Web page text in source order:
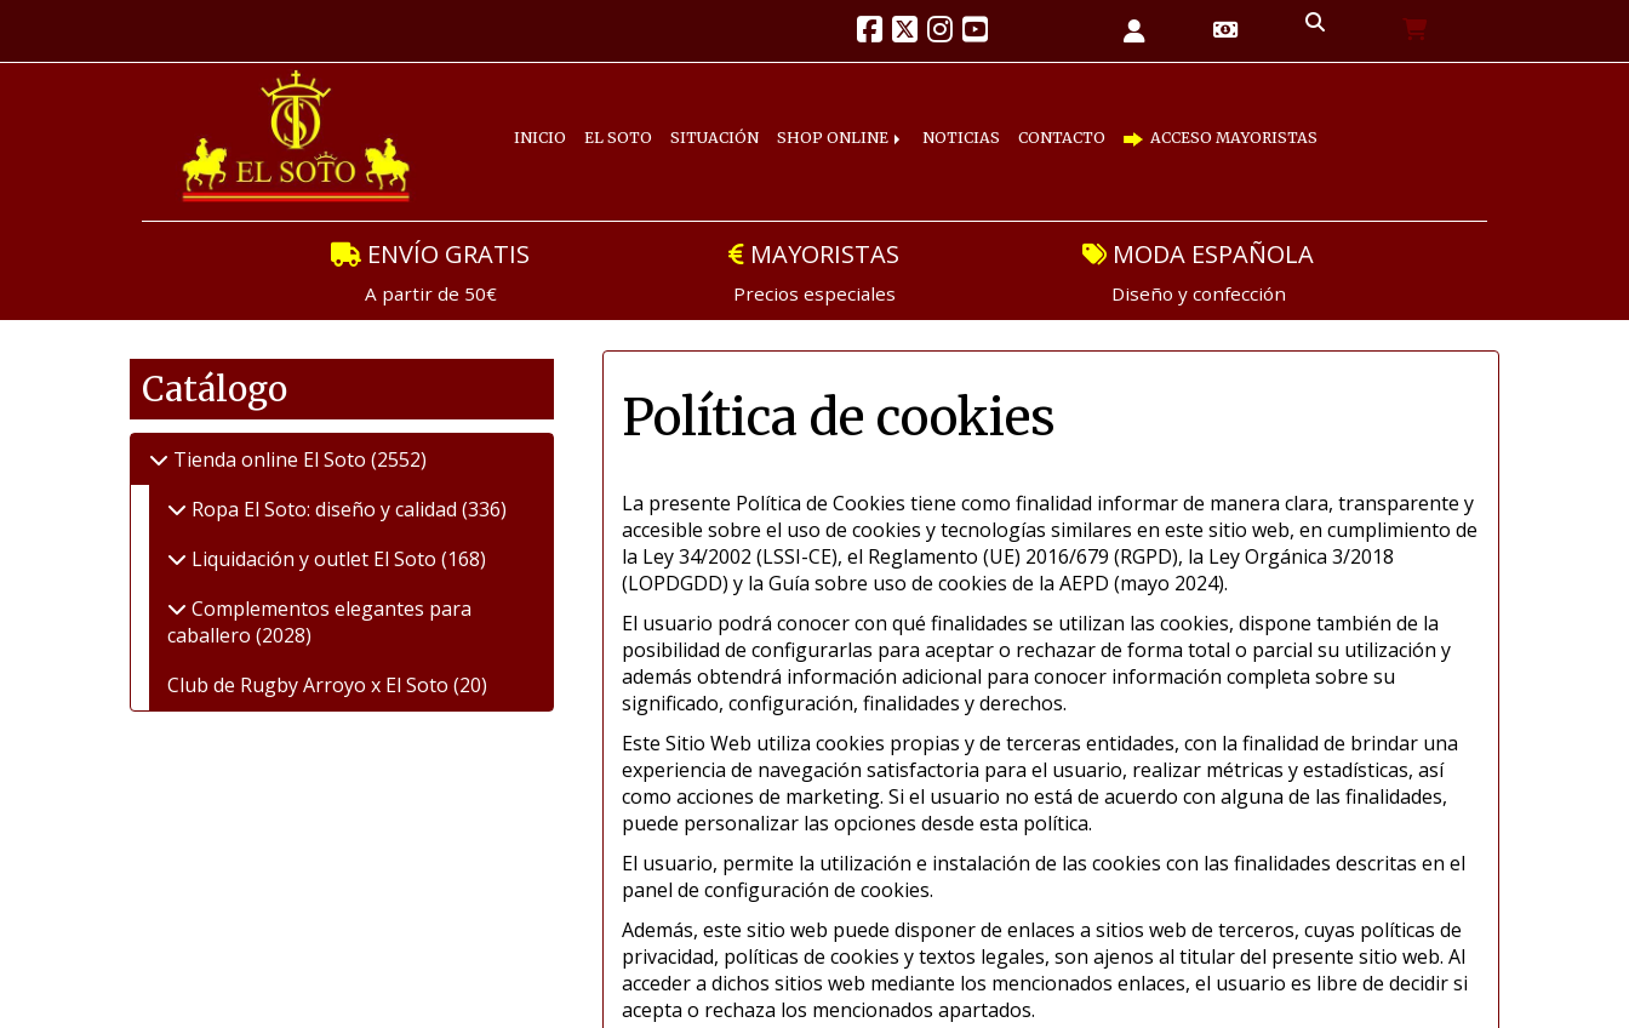
INICIO EL SOTO SITUACIÓN SHOP ONLINE NOTICIAS CONTACTO ACCESO MAYORISTAS
ENVÍO GRATIS
A partir de 50€
MAYORISTAS
Precios especiales
MODA ESPAÑOLA
Diseño y confección
Política de cookies
La presente Política de Cookies tiene como finalidad informar de manera clara, transparente y
accesible sobre el uso de cookies y tecnologías similares en este sitio web, en cumplimiento de
la Ley 34/2002 (LSSI-CE), el Reglamento (UE) 2016/679 (RGPD), la Ley Orgánica 3/2018
(LOPDGDD) y la Guía sobre uso de cookies de la AEPD (mayo 2024).
El usuario podrá conocer con qué finalidades se utilizan las cookies, dispone también de la
posibilidad de configurarlas para aceptar o rechazar de forma total o parcial su utilización y
además obtendrá información adicional para conocer información completa sobre su
significado, configuración, finalidades y derechos.
Este Sitio Web utiliza cookies propias y de terceras entidades, con la finalidad de brindar una
experiencia de navegación satisfactoria para el usuario, realizar métricas y estadísticas, así
como acciones de marketing. Si el usuario no está de acuerdo con alguna de las finalidades,
puede personalizar las opciones desde esta política.
El usuario, permite la utilización e instalación de las cookies con las finalidades descritas en el
panel de configuración de cookies.
Además, este sitio web puede disponer de enlaces a sitios web de terceros, cuyas políticas de
privacidad, políticas de cookies y textos legales, son ajenos al titular del presente sitio web. Al
acceder a dichos sitios web mediante los mencionados enlaces, el usuario es libre de decidir si
acepta o rechaza los mencionados apartados.
Catálogo
Tienda online El Soto (2552)
Ropa El Soto: diseño y calidad (336)
Liquidación y outlet El Soto (168)
Complementos elegantes para
caballero (2028)
Club de Rugby Arroyo x El Soto (20)